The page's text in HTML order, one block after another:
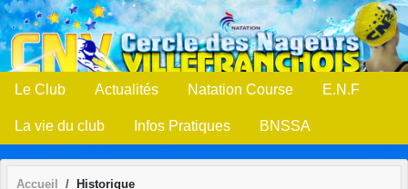
Le Club Actualités Natation Course E.N.F
La vie du club Infos Pratiques BNSSA
Accueil Historique
Panneau de gestion des cookies